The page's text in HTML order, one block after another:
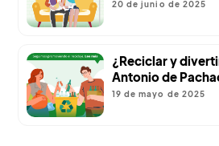
20 de junio de 2025
¿Reciclar y
Antonio de
19 de mayo de 2025